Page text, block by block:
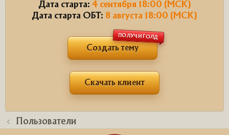
Дата старта: 4 сентября 18:00 (МСК)
Дата старта ОБТ: 8 августа 18:00 (МСК)
Создать тему
ПОЛУЧИ ГОЛД
Скачать клиент
Пользователи